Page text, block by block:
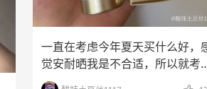
一直在考虑今年夏天买什么好，
觉安耐晒我是不合适，所以就考
了欧莱雅，欧莱雅主要